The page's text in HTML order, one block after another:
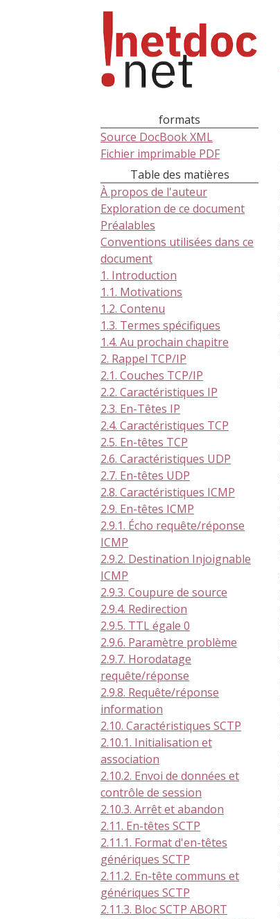
formats
Source DocBook XML
Fichier imprimable PDF
Table des matières
À propos de l'auteur
Exploration de ce document
Préalables
Conventions utilisées dans ce
document
1. Introduction
1.1. Motivations
1.2. Contenu
1.3. Termes spécifiques
1.4. Au prochain chapitre
2. Rappel TCP/IP
2.1. Couches TCP/IP
2.2. Caractéristiques IP
2.3. En-Têtes IP
2.4. Caractéristiques TCP
2.5. En-têtes TCP
2.6. Caractéristiques UDP
2.7. En-têtes UDP
2.8. Caractéristiques ICMP
2.9. En-têtes ICMP
2.9.1. Écho requête/réponse
ICMP
2.9.2. Destination Injoignable
ICMP
2.9.3. Coupure de source
2.9.4. Redirection
2.9.5. TTL égale 0
2.9.6. Paramètre problème
2.9.7. Horodatage
requête/réponse
2.9.8. Requête/réponse
information
2.10. Caractéristiques SCTP
2.10.1. Initialisation et
association
2.10.2. Envoi de données et
contrôle de session
2.10.3. Arrêt et abandon
2.11. En-têtes SCTP
2.11.1. Format d'en-têtes
génériques SCTP
2.11.2. En-tête communs et
génériques SCTP
2.11.3. Bloc SCTP ABORT